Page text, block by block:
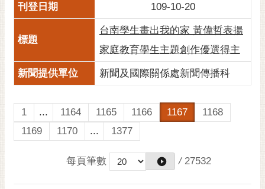
109-10-20
台南學生畫出我的家 黃偉哲表揚
家庭教育學生主題創作優選得主
新聞及國際關係處新聞傳播科
1 ... 1164 1165 1166 1167
1168
1169
1170 ... 1377
每頁筆數 / 27532